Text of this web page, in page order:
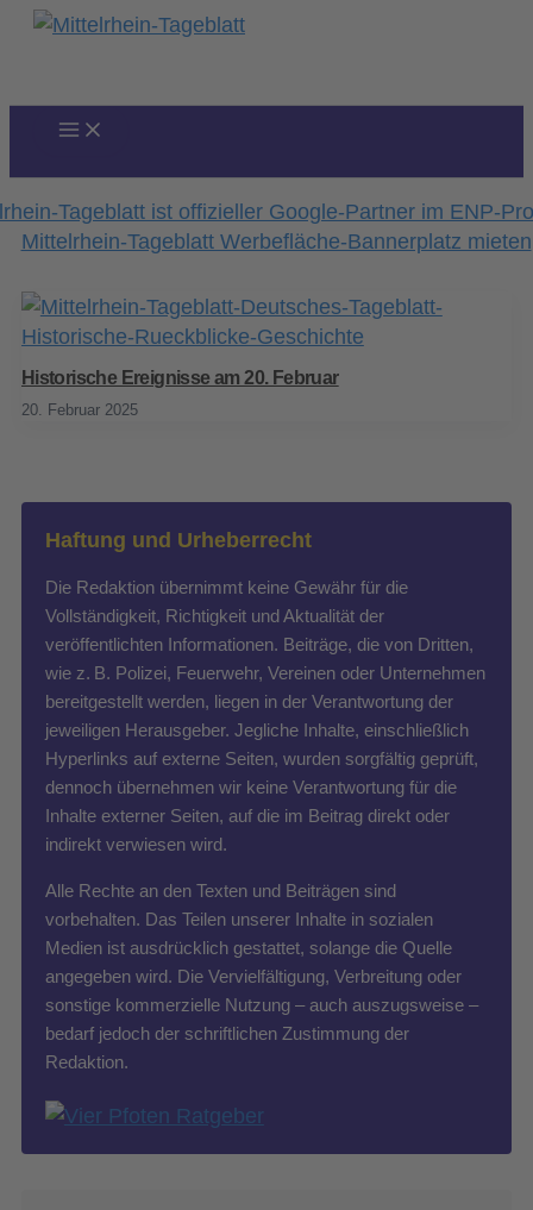
Zum
Historische Ereignisse am 20. Februar
20. Februar 2025
Haftung und Urheberrecht
Die Redaktion übernimmt keine Gewähr für die
Vollständigkeit, Richtigkeit und Aktualität der
veröffentlichten Informationen. Beiträge, die von Dritten,
wie z. B. Polizei, Feuerwehr, Vereinen oder Unternehmen
bereitgestellt werden, liegen in der Verantwortung der
jeweiligen Herausgeber. Jegliche Inhalte, einschließlich
Hyperlinks auf externe Seiten, wurden sorgfältig geprüft,
dennoch übernehmen wir keine Verantwortung für die
Inhalte externer Seiten, auf die im Beitrag direkt oder
indirekt verwiesen wird.
Alle Rechte an den Texten und Beiträgen sind
vorbehalten. Das Teilen unserer Inhalte in sozialen
Medien ist ausdrücklich gestattet, solange die Quelle
angegeben wird. Die Vervielfältigung, Verbreitung oder
sonstige kommerzielle Nutzung – auch auszugsweise –
bedarf jedoch der schriftlichen Zustimmung der
Redaktion.